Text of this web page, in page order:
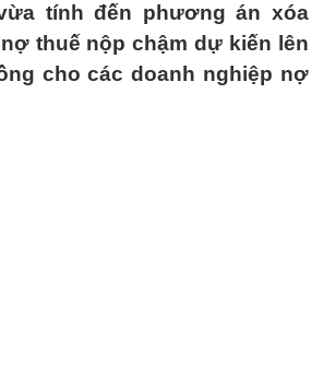
tính đến phương án xóa
thuế nộp chậm dự kiến lên
cho các doanh nghiệp nợ